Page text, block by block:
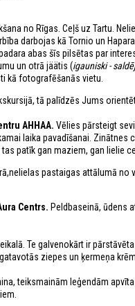
no Rīgas. Ceļš uz Tartu.
darbojas kā Tornio un
abas šīs pilsētas par
un otrā jäätis (igauniski -
kā fotografēšanās vietu.
tā palīdzēs Jums
AHHAA. Vēlies pārsteigt
laika pavadīšanai.
patīk gan maziem, gan lielie
pastaigas attālumā
Centrs. Peldbaseinā, ūdens
Te galvenokārt ir
ziepes un ķermeņa
teiksmainām leģendām